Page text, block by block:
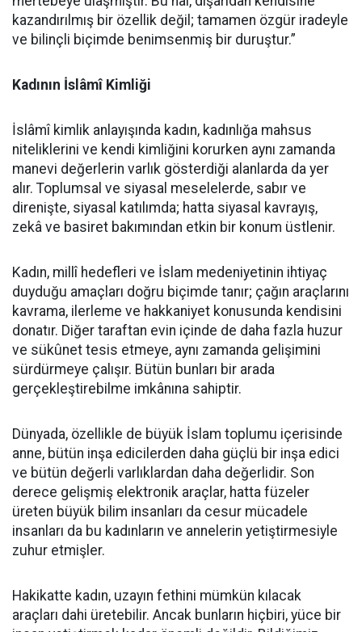
kazandırılmış bir özellik değil; tamamen özgür iradeyle
ve bilinçli biçimde benimsenmiş bir duruştur.”
Kadının İslâmî Kimliği
İslâmî kimlik anlayışında kadın, kadınlığa mahsus
niteliklerini ve kendi kimliğini korurken aynı zamanda
manevi değerlerin varlık gösterdiği alanlarda da yer
alır. Toplumsal ve siyasal meselelerde, sabır ve
direnişte, siyasal katılımda; hatta siyasal kavrayış,
zekâ ve basiret bakımından etkin bir konum üstlenir.
Kadın, millî hedefleri ve İslam medeniyetinin ihtiyaç
duyduğu amaçları doğru biçimde tanır; çağın araçlarını
kavrama, ilerleme ve hakkaniyet konusunda kendisini
donatır. Diğer taraftan evin içinde de daha fazla huzur
ve sükûnet tesis etmeye, aynı zamanda gelişimini
sürdürmeye çalışır. Bütün bunları bir arada
gerçekleştirebilme imkânına sahiptir.
Dünyada, özellikle de büyük İslam toplumu içerisinde
anne, bütün inşa edicilerden daha güçlü bir inşa edici
ve bütün değerli varlıklardan daha değerlidir. Son
derece gelişmiş elektronik araçlar, hatta füzeler
üreten büyük bilim insanları da cesur mücadele
insanları da bu kadınların ve annelerin yetiştirmesiyle
zuhur etmişler.
Hakikatte kadın, uzayın fethini mümkün kılacak
araçları dahi üretebilir. Ancak bunların hiçbiri, yüce bir